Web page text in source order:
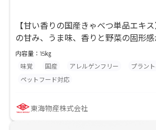
【甘い香りの国産きゃべつ単品エキ
の甘み、うま味、香りと野菜の固形感
菜エキスです。国産のきゃべつを使用
酵素分解後に常圧熱水抽出し、瞬間殺
剰な加熱をしていないため、食品加工
内容量：15㎏
味覚
国産 アレルゲンフリー
プラン
ペットフード対応
東海物産株式会社